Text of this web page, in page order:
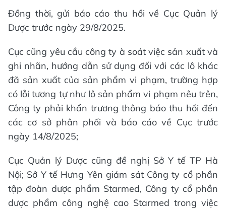
Đồng thời, gửi báo cáo thu hồi về Cục Quản lý
Dược trước ngày 29/8/2025.
Cục cũng yêu cầu công ty à soát việc sản xuất và
ghi nhãn, hướng dẫn sử dụng đối với các lô khác
đã sản xuất của sản phẩm vi phạm, trường hợp
có lỗi tương tự như lô sản phẩm vi phạm nêu trên,
Công ty phải khẩn trương thông báo thu hồi đến
các cơ sở phân phối và báo cáo về Cục trước
ngày 14/8/2025;
Cục Quản lý Dược cũng đề nghị Sở Y tế TP Hà
Nội; Sở Y tế Hưng Yên giám sát Công ty cổ phần
tập đoàn dược phẩm Starmed, Công ty cổ phần
dược phẩm công nghệ cao Starmed trong việc